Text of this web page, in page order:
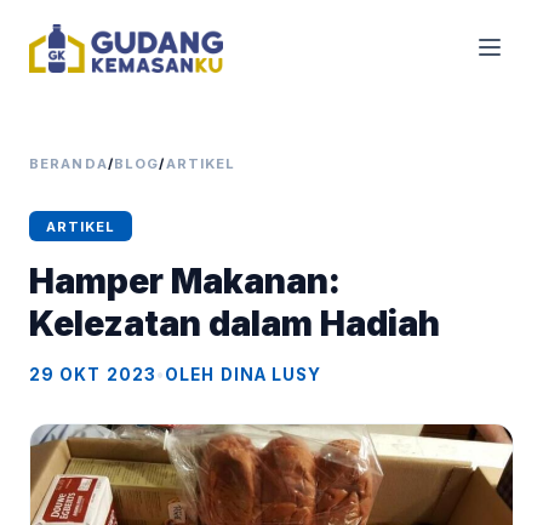
BERANDA/BLOG/ARTIKEL
ARTIKEL
Hamper Makanan:
Kelezatan dalam Hadiah
29 OKT 2023•OLEH DINA LUSY